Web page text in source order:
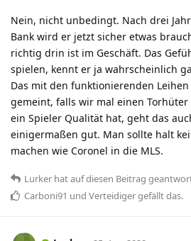
Nein, nicht unbedingt. Nach drei
Bank wird er jetzt sicher etwas
richtig drin ist im Geschäft. Das
spielen, kennt er ja wahrscheinlich
Das mit den funktionierenden
gemeint, falls wir mal einen
ein Spieler Qualität hat, geht das
einigermaßen gut. Man sollte halt
machen wie Coronel in die MLS.
Lurker hatauf diesen Beitrag
Carboni91 und Verteidigergefällt das.